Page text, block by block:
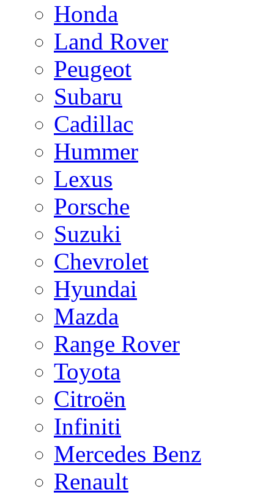
Honda
Land Rover
Peugeot
Subaru
Cadillac
Hummer
Lexus
Porsche
Suzuki
Chevrolet
Hyundai
Mazda
Range Rover
Toyota
Citroën
Infiniti
Mercedes Benz
Renault